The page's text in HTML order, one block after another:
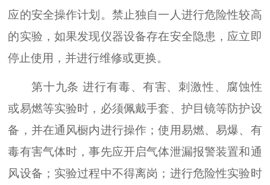
应的安全操作计划。禁止独自一人进行危险性较高
的实验，如果发现仪器设备存在安全隐患，应立即
停止使用，并进行维修或更换。
第十九条 进行有毒、有害、刺激性、腐蚀性
或易燃等实验时，必须佩戴手套、护目镜等防护设
备，并在通风橱内进行操作；使用易燃、易爆、有
毒有害气体时，事先应开启气体泄漏报警装置和通
风设备；实验过程中不得离岗；进行危险性实验时